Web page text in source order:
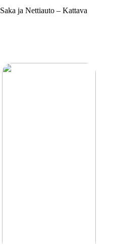
ja Nettiauto – Kattava